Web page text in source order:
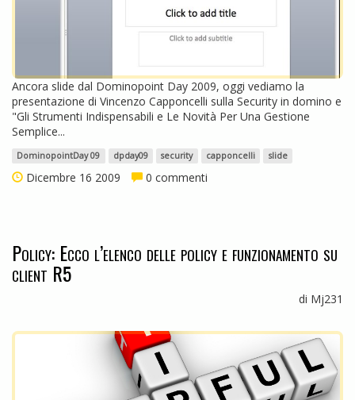
Ancora slide dal Dominopoint Day 2009, oggi vediamo la
presentazione di Vincenzo Capponcelli sulla Security in domino e
"Gli Strumenti Indispensabili e Le Novità Per Una Gestione
Semplice...
DominopointDay 09 dpday09 security capponcelli slide
Dicembre 16 2009 0 commenti
Policy: Ecco l’elenco delle policy e funzionamento su
client R5
di Mj231